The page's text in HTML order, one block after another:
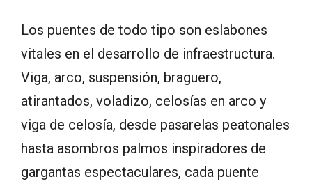
Los puentes de todo tipo son eslabones
vitales en el desarrollo de infraestructura.
Viga, arco, suspensión, braguero,
atirantados, voladizo, celosías en arco y
viga de celosía, desde pasarelas peatonales
hasta asombros palmos inspiradores de
gargantas espectaculares, cada puente